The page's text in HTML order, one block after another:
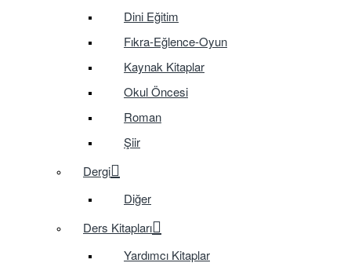
Dini Eğitim
Fıkra-Eğlence-Oyun
Kaynak Kitaplar
Okul Öncesi
Roman
Şiir
Dergi
Diğer
Ders Kitapları
Yardımcı Kitaplar